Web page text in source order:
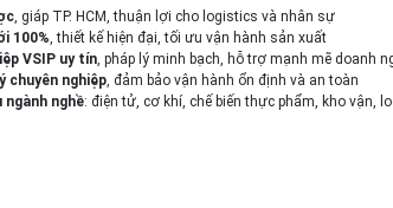
, giáp TP. HCM, thuận lợi cho logistics và nhân sự
100%, thiết kế hiện đại, tối ưu vận hành sản xuất
VSIP uy tín, pháp lý minh bạch, hỗ trợ mạnh mẽ doanh
chuyên nghiệp, đảm bảo vận hành ổn định và an toàn
ngành nghề: điện tử, cơ khí, chế biến thực phẩm, kho vận,